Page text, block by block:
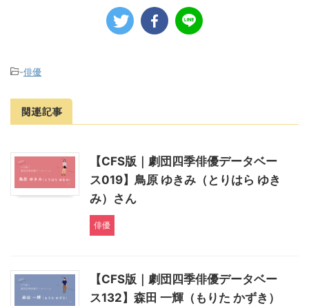
-俳優
関連記事
【CFS版｜劇団四季俳優データベー
ス019】鳥原 ゆきみ（とりはら ゆき
み）さん
俳優
【CFS版｜劇団四季俳優データベー
ス132】森田 一輝（もりた かずき）